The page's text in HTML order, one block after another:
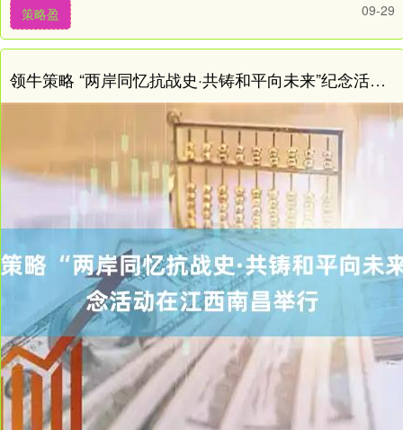
策略盈 09-29
领牛策略 “两岸同忆抗战史·共铸和平向未来”纪念活动在江西南昌举行